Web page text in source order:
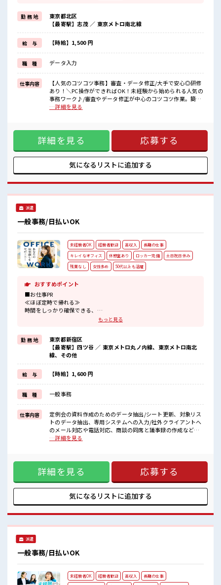
週末は家族や友人と一緒にプライベート満喫！
≪動きやすい制服アリ≫
制服があるので、
毎日の服装の悩み解消♪
≪未経験の方も大カンゲイ≫
新しいことにチャレンジするのは不安だけど、
しっかり働く環境が整っています！
イチからスキルUP・ステップUP目指していきましょう！
≪収入アップを目指せる≫
高時給だらけの派遣のお仕事です！
■職場の雰囲気
休憩室で楽しくランチ♪
ロッカー付き職場♪
残業はほとんどなし！
プライベートも謳歌できる☆
勤 務 地
東京都北区
【最寄駅】志茂 ／ 東京メトロ南北線
給 与 【時給】1,500 円
職 種 データ入力
仕事内容
【人気のコツコツ事務】審査・データ修正/大手で安心◎研修
あり！＼PC操作ができればOK！未経験から始められる人気の
事務ワーク♪/審査やデータ修正が中心のコツコツ作業。簡単
な軽作業もあり、適度に動きのあるお仕事です◎100名以上の
タの不備チェック・修正封入やレイアウト変更などの軽作業
(業務量に応じて対応)入職から約1週間で簡単な研修あり(未経
験でも安心！) ■お仕事PR ≪自分の時間も大切≫ 残業はほと
んどナシ！ 場合によってはお願いすることもあります♪ ≪完
全週休二日制≫ 週末は家族や友人と一緒にプライベート満
喫！ ≪動きやすい制服アリ≫ 制服があるので、 毎日の服装の
ンジするのは不安だけど、 しっかり働く環境が整っていま
す！ イチからスキルUP・ステップUP目指していきましょ
昼寝もしちゃおう！ 持ち物が多いあなたにもぴったり☆ ロッ
カー付き職場♪ 残業はほとんどなし！ プライベートも謳歌で
きる☆
…詳細を見る
詳細を見る 応募する
気になるリストに追加する
派遣
一般事務/日払いOK
未経験者OK 経験者歓迎 高収入
長期の仕事
キレイなオフィス
休憩室あり ロッカー完備
土日祝日休み
残業なし
女性多め 50代以上も活躍
おすすめポイント
■お仕事PR
≪ほぼ定時で帰れる≫
時間をしっかり確保できる、
≪女性も活躍できる職場≫
もちろん男性の応募も歓迎です！
≪土日祝休のお仕事≫
家族や友人と一緒にプライベート満喫！
≪初めての仕事だけど自分にもできそう≫
新しいことにチャレンジするのは不安だけど、
しっかり働く環境が整っています！
イチからスキルUP・ステップUP目指していきましょう！
≪収入アップを目指せる≫
高時給だらけの派遣のお仕事です！
■職場の雰囲気
女性多めで休み時間は女子トークがあふれる職場です！
もちろん男性の応募もOKですよ！
安心してお仕事に集中♪
もっと見る
勤 務 地
東京都新宿区
【最寄駅】四ツ谷 ／ 東京メトロ丸ノ内線、東京メトロ南北
線、その他
給 与 【時給】1,600 円
職 種 一般事務
仕事内容
定例会の資料作成のためのデータ抽出/シート更新、対象リス
トのデータ抽出、専用システムへの入力/社外クライアントへ
のメール対応や電話対応、商談の同席と議事録の作成などフ
ォーマットは既に決まっており、やることも教えて頂けま
時間をしっかり確保できる、 残業基本ナシのお仕事♪ オンと
オフをきっちり切り替えたい方にオススメ！ ≪女性も活躍で
きる職場≫ もちろん男性の応募も歓迎です！ ≪土日祝休のお
仕事≫ 家族や友人と一緒にプライベート満喫！ ≪初めての仕
事だけど自分にもできそう≫ 新しいことにチャレンジするの
は不安だけど、 しっかり働く環境が整っています！ イチから
プを目指せる≫ 高時給だらけの派遣のお仕事です！ ■職場の
雰囲気 女性多めで休み時間は女子トークがあふれる職場で
…詳細を見る
詳細を見る 応募する
気になるリストに追加する
派遣
一般事務/日払いOK
未経験者OK 経験者歓迎 高収入
長期の仕事